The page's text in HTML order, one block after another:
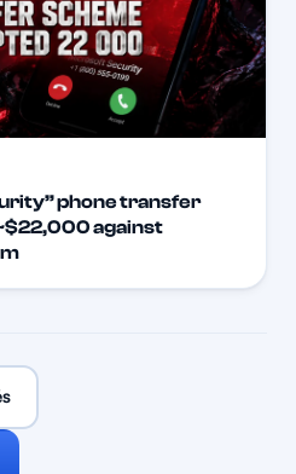
phone transfer
against